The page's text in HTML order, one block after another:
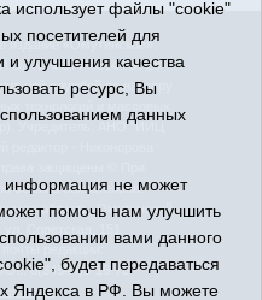
издание «Омутинское».
Эл № ФС77-65144 от 28
службой по надзору
Учредитель: АНО "ИИЦ
редактор - Никонорова
ссылка обязательна.
область, Омутинский
Советская, 151
редакции:
8(34544)3-16-73
использует файлы "cookie"
посетителей для
и улучшения качества
ресурс, Вы
данных
не может
помочь нам улучшить
вами данного
будет передаваться
Яндекса в РФ. Вы можете